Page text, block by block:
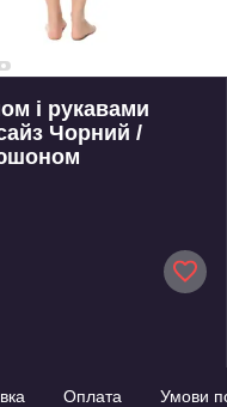
і рукавами
Чорний /
Оплата Умови